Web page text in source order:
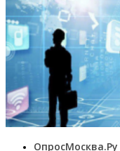
ОпросМосква.Ру